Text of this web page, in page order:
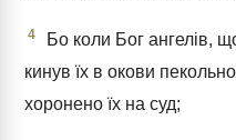
4
Бо коли Бог ангелів,
кинув їх в окови
хоронено їх на суд;